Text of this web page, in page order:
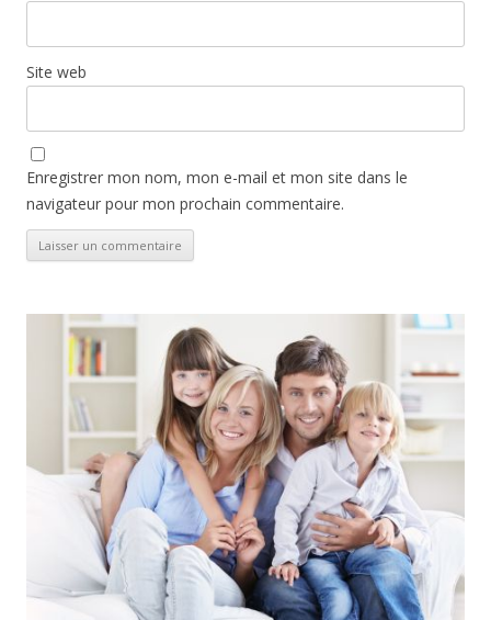
Site web
Enregistrer mon nom, mon e-mail et mon site dans le
navigateur pour mon prochain commentaire.